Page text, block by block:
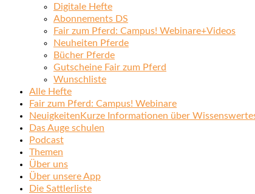
Digitale Hefte
Abonnements DS
Fair zum Pferd: Campus! Webinare+Videos
Neuheiten Pferde
Bücher Pferde
Gutscheine Fair zum Pferd
Wunschliste
Alle Hefte
Fair zum Pferd: Campus! Webinare
Neuigkeiten Kurze Informationen über
Das Auge schulen
Podcast
Themen
Über uns
Über unsere App
Die Sattlerliste